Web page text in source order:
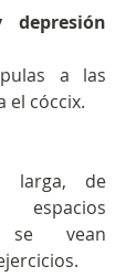
a las
el cóccix.
larga, de
se vean